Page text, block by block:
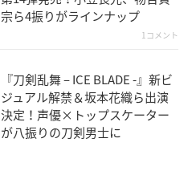
宗ら4振りがラインナップ
1コメント
『刀剣乱舞 – ICE BLADE -』新ビ
ジュアル解禁＆坂本花織ら出演
決定！声優×トップスケーター
が八振りの刀剣男士に